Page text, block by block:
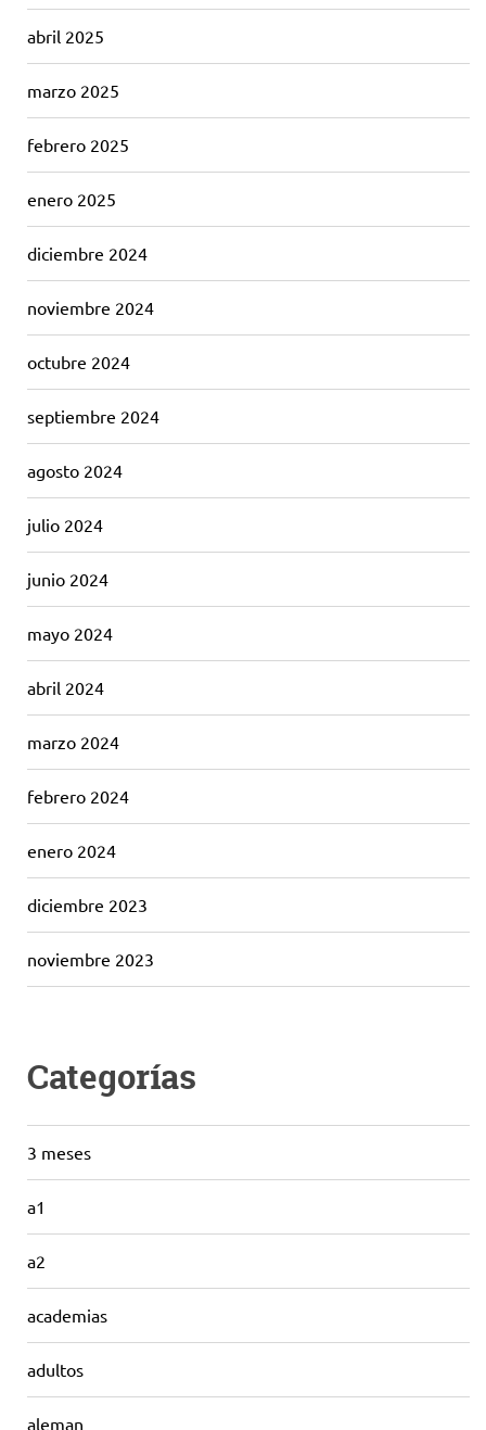
abril 2025
marzo 2025
febrero 2025
enero 2025
diciembre 2024
noviembre 2024
octubre 2024
septiembre 2024
agosto 2024
julio 2024
junio 2024
mayo 2024
abril 2024
marzo 2024
febrero 2024
enero 2024
diciembre 2023
noviembre 2023
Categorías
3 meses
a1
a2
academias
adultos
aleman